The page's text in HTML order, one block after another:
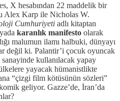
X hesabından 22 maddelik bir
Alex Karp ile Nicholas W.
Cumhuriyeti adlı kitaptan
karanlık manifesto olarak
malumun ilamı halbuki, dünyayı
değil ki. Palantir’i çocuk oyuncak
sanayinde kullanılacak yapay
yayacak hümanistlikte
“çizgi film kötüsünün sözleri”
geliyor. Gazze’de, İran’da